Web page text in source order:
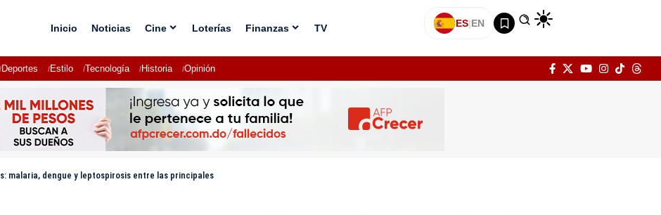
Inicio Noticias Cine Loterías Finanzas TV ES|EN
Deportes Estilo Tecnología Historia Opinión
malaria, dengue y leptospirosis entre las principales